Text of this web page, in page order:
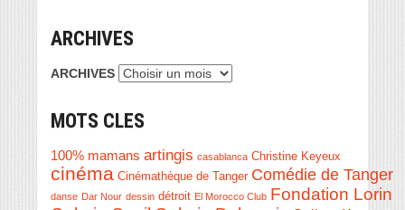
ARCHIVES
ARCHIVES
MOTS CLES
100% mamans artingis casablanca Christine Keyeux
cinéma Cinémathèque de Tanger Comédie de Tanger
danse Dar Nour dessin détroit El Morocco Club Fondation Lorin